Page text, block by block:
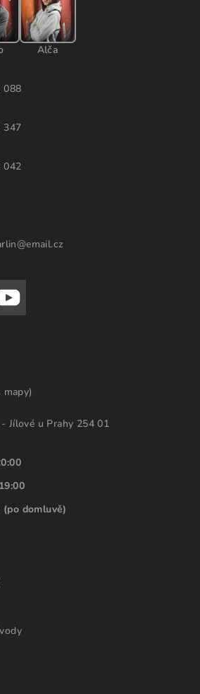
Alča
088
347
042
mapy)
Jílové u Prahy 254 01
(po domluvě)